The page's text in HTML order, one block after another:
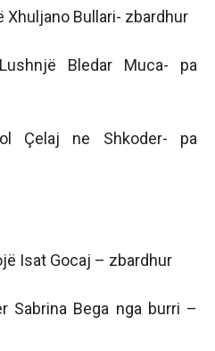
Xhuljano Bullari- zbardhur
Bledar Muca- pa
Çelaj ne Shkoder- pa
Isat Gocaj – zbardhur
Sabrina Bega nga burri –